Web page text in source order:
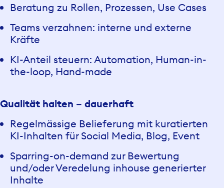
Beratung zu Rollen, Prozessen, Use Cases
Teams verzahnen: interne und externe
Kräfte
KI-Anteil steuern: Automation, Human-in-
the-loop, Hand-made
Qualität halten – dauerhaft
Regelmässige Belieferung mit kuratierten
KI-Inhalten für Social Media, Blog, Event
Sparring-on-demand zur Bewertung
und/oder Veredelung inhouse generierter
Inhalte